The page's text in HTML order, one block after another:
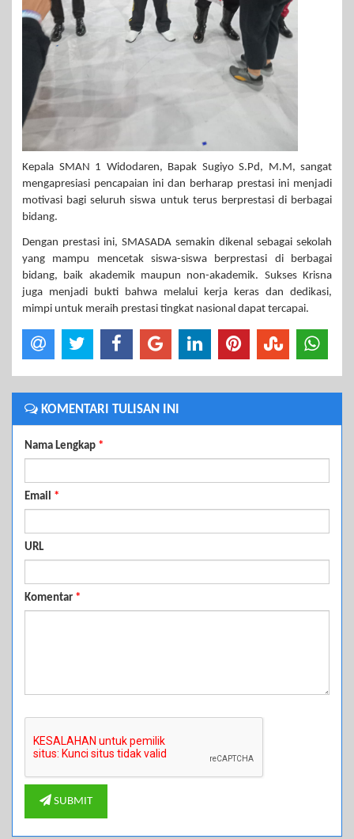
Kepala SMAN 1 Widodaren, Bapak Sugiyo S.Pd, M.M, sangat
mengapresiasi pencapaian ini dan berharap prestasi ini menjadi
motivasi bagi seluruh siswa untuk terus berprestasi di berbagai
bidang.
Dengan prestasi ini, SMASADA semakin dikenal sebagai sekolah
yang mampu mencetak siswa-siswa berprestasi di berbagai
bidang, baik akademik maupun non-akademik. Sukses Krisna
juga menjadi bukti bahwa melalui kerja keras dan dedikasi,
mimpi untuk meraih prestasi tingkat nasional dapat tercapai.
KOMENTARI TULISAN INI
Nama Lengkap *
Email *
URL
Komentar *
SUBMIT